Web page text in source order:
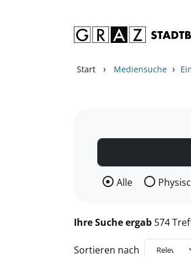
Start › Mediensuche ›
Wählen Sie die
Alle
Ihre Suche ergab 574
Sortieren nach